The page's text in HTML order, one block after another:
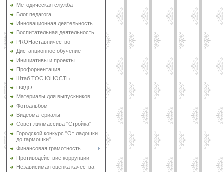
Методическая служба
Блог педагога
Инновационная деятельность
Воспитательная деятельность
PROНаставничество
Дистанционное обучение
Инициативы и проекты
Профориентация
Штаб ТОС ЮНОСТЬ
ПФДО
Материалы для выпускников
Фотоальбом
Видеоматериалы
Совет жилмассива "Стройка"
Городской конкурс "От ладошки
до гармошки"
Финансовая грамотность
Противодействие коррупции
Независимая оценка качества